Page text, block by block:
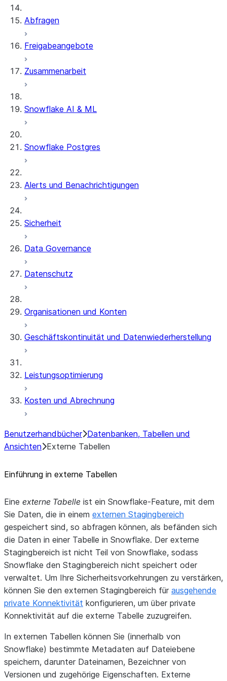
DCM Projects
dbt-Projekte in Snowflake
Abfragen
Freigabeangebote
Zusammenarbeit
Snowflake AI & ML
Snowflake Postgres
Alerts und Benachrichtigungen
Sicherheit
Data Governance
Datenschutz
Organisationen und Konten
Geschäftskontinuität und Datenwiederherstellung
Leistungsoptimierung
Kosten und Abrechnung
Benutzerhandbücher Datenbanken, Tabellen und
Ansichten Externe Tabellen
Einführung in externe Tabellen
Eine externe Tabelle ist ein Snowflake-Feature, mit dem
Sie Daten, die in einem externen Stagingbereich
gespeichert sind, so abfragen können, als befänden sich
die Daten in einer Tabelle in Snowflake. Der externe
Stagingbereich ist nicht Teil von Snowflake, sodass
Snowflake den Stagingbereich nicht speichert oder
verwaltet. Um Ihre Sicherheitsvorkehrungen zu verstärken,
können Sie den externen Stagingbereich für ausgehende
private Konnektivität konfigurieren, um über private
Konnektivität auf die externe Tabelle zuzugreifen.
In externen Tabellen können Sie (innerhalb von
Snowflake) bestimmte Metadaten auf Dateiebene
speichern, darunter Dateinamen, Bezeichner von
Versionen und zugehörige Eigenschaften. Externe